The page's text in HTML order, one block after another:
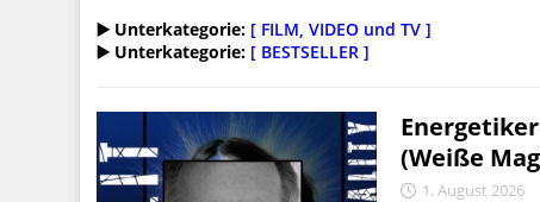
▶️ Unterkategorie: [ FILM, VIDEO und TV ]
▶️ Unterkategorie: [ BESTSELLER ]
(Weiße
1. August 2026